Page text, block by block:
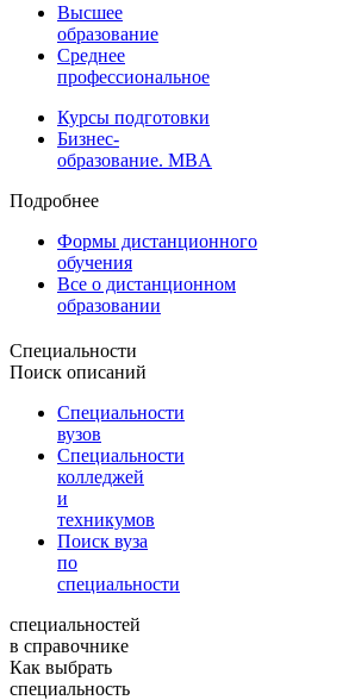
Высшее
образование
Среднее
профессиональное
Курсы подготовки
Бизнес-
образование. MBA
Подробнее
Формы дистанционного
обучения
Все о дистанционном
образовании
Специальности
Поиск описаний
Специальности
вузов
Специальности
колледжей
и
техникумов
Поиск вуза
по
специальности
специальностей
в справочнике
Как выбрать
специальность